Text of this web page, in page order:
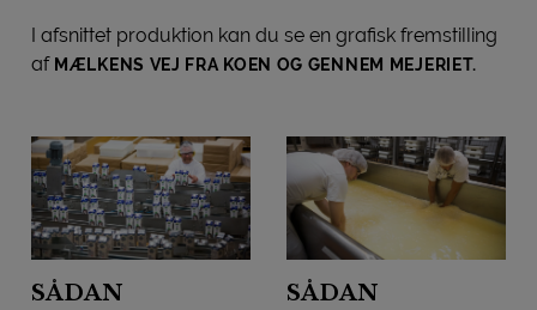
I afsnittet produktion kan du se en grafisk fremstilling
af MÆLKENS VEJ FRA KOEN OG GENNEM MEJERIET.
SÅDAN
SÅDAN